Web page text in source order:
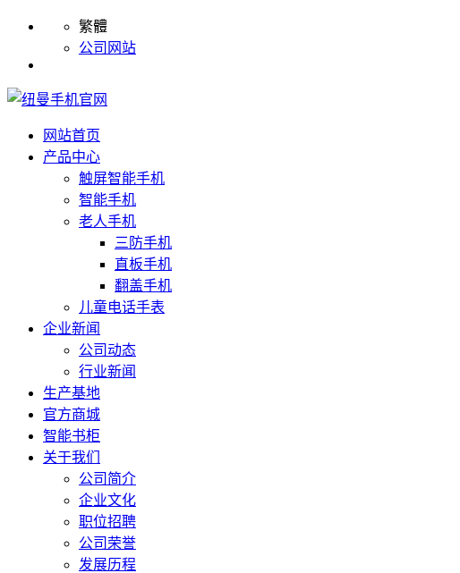
繁體
公司网站
网站首页
产品中心
触屏智能手机
智能手机
老人手机
三防手机
直板手机
翻盖手机
儿童电话手表
企业新闻
公司动态
行业新闻
生产基地
官方商城
智能书柜
关于我们
公司简介
企业文化
职位招聘
公司荣誉
发展历程